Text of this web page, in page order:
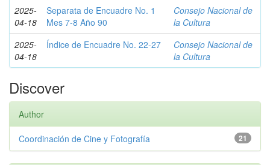
2025-
04-18
Separata de Encuadre No. 1
Mes 7-8 Año 90
Consejo Nacional de
la Cultura
2025-
04-18
Índice de Encuadre No. 22-27
Consejo Nacional de
la Cultura
Discover
Author
21
Coordinación de Cine y Fotografía